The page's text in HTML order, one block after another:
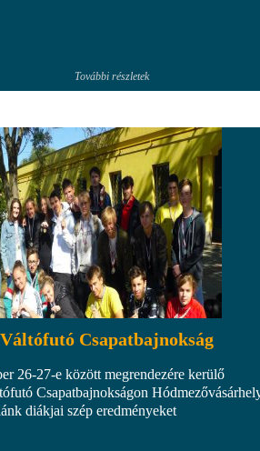
További részletek
Váltófutó Csapatbajnokság
26-27-e között megrendezére kerülő
Csapatbajnokságon
diákjai szép eredményeket